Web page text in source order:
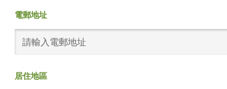
電郵地址
居住地區